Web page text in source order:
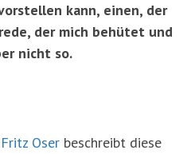
kann, einen, der
der mich behütet und
nicht so.
Fritz Oser beschreibt diese